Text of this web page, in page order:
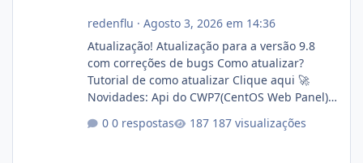
redenflu · Agosto 3, 2026 em 14:36
Atualização! Atualização para a versão 9.8
com correções de bugs Como atualizar?
Tutorial de como atualizar Clique aqui 🚀
Novidades: Api do CWP7(CentOS Web Panel)
autorizado a usasr o isistem:
0 respostas 187 visualizações